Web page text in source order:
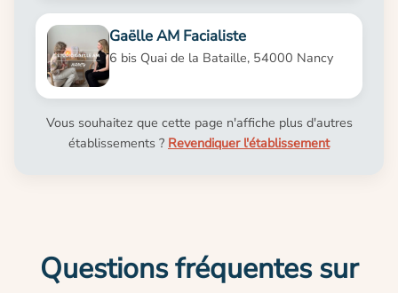
Gaëlle AM Facialiste
6 bis Quai de la Bataille, 54000 Nancy
Vous souhaitez que cette page n'affiche plus d'autres
établissements ? Revendiquer l'établissement
Questions fréquentes sur